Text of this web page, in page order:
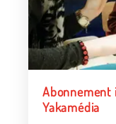
Abonnement
Yakamédia